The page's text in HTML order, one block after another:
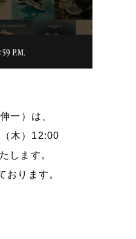
一）は、
木）12:00
します。
おります。